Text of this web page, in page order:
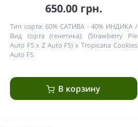
650.00 грн.
Тип сорта: 60% САТИВА - 40% ИНДИКА
Вид сорта (генетика):
(Strawberry Pie
Auto F5 x Z Auto F5) x Tropicana Cookies
Auto F5
В корзину